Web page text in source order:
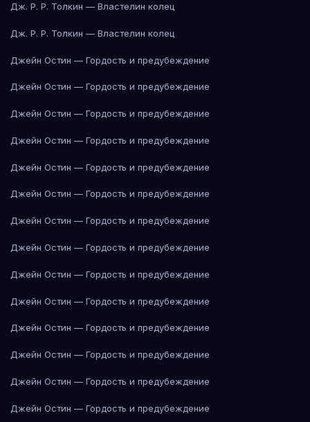
Дж. Р. Р. Толкин — Властелин колец
Дж. Р. Р. Толкин — Властелин колец
Джейн Остин — Гордость и предубеждение
Джейн Остин — Гордость и предубеждение
Джейн Остин — Гордость и предубеждение
Джейн Остин — Гордость и предубеждение
Джейн Остин — Гордость и предубеждение
Джейн Остин — Гордость и предубеждение
Джейн Остин — Гордость и предубеждение
Джейн Остин — Гордость и предубеждение
Джейн Остин — Гордость и предубеждение
Джейн Остин — Гордость и предубеждение
Джейн Остин — Гордость и предубеждение
Джейн Остин — Гордость и предубеждение
Джейн Остин — Гордость и предубеждение
Джейн Остин — Гордость и предубеждение